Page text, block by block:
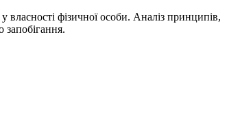
фізичної особи. Аналіз принципів,
запобігання.